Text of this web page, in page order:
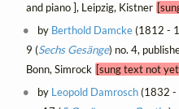
and piano ], Leipzig, Kistner
by Berthold Damcke(1812 -
9 (Sechs Gesänge) no. 4,
Bonn, Simrock [sung text not
by Leopold Damrosch(1832 -